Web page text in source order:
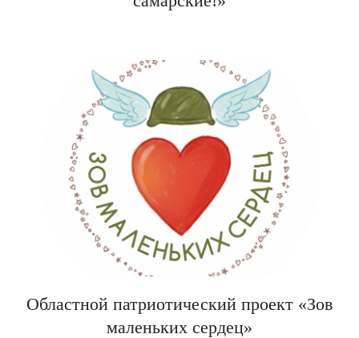
Областной патриотический проект «Зов
маленьких сердец»